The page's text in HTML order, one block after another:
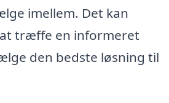
imellem. Det kan
træffe en informeret
den bedste løsning til